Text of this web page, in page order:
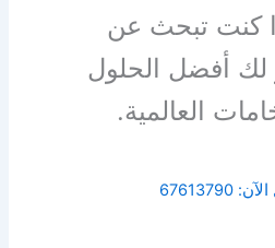
كنت تبحث عن
لك أفضل الحلول
العالمية.
67613790